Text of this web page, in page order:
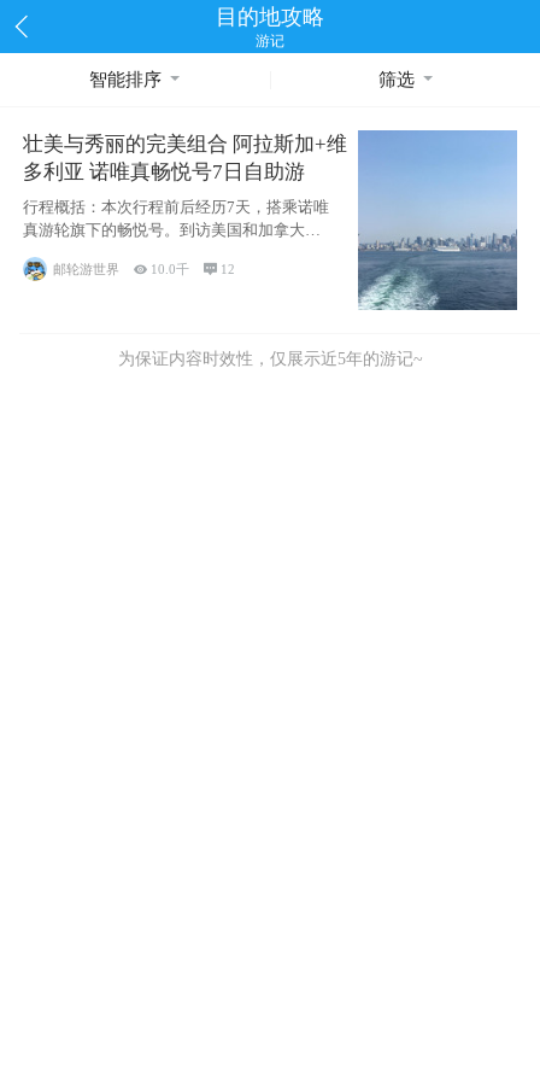
目的地攻略
游记
智能排序 筛选
壮美与秀丽的完美组合 阿拉斯加+维
多利亚 诺唯真畅悦号7日自助游
行程概括：本次行程前后经历7天，搭乘诺唯
真游轮旗下的畅悦号。到访美国和加拿大的4
个州/省：美国华盛顿州
邮轮游世界  10.0千  12
为保证内容时效性，仅展示近5年的游记~